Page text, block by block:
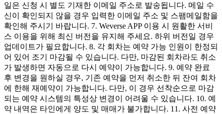
일은 신청 시 별도 기재한 이메일 주소로 발송됩니다. 메일 수
신이 확인되지 않을 경우 입력한 이메일 주소 및 스팸메일함을
확인해 주시기 바랍니다. 7. Weverse APP 이용 시 원활한 서비
스 이용을 위해 최신 버전을 유지해 주세요. 하위 버전일 경우
업데이트가 필요합니다. 8. 각 회차는 예약 가능 인원이 한정되
어 있어 조기 마감될 수 있습니다. 다만, 마감된 회차라도 취소
가 발생하면 자동으로 다시 예약이 가능합니다. 9. 예약 완료
후 변경을 원하실 경우, 기존 예약을 먼저 취소한 뒤 잔여 회차
에 한해 재예약이 가능합니다. 다만, 이 경우 선착순으로 마감
되는 예약 시스템의 특성상 변경이 어려울 수 있습니다. 10. 예
약 내역은 타인에게 양도 및 매매가 불가합니다. 11. 사전 예약